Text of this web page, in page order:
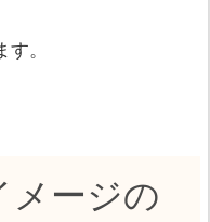
。
メージの